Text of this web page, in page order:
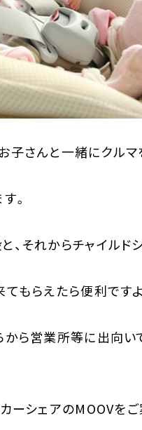
デザイナー）
さんと一緒にクルマ
。
それからチャイルド
もらえたら便利です
ら営業所等に出向い
ーシェアのMOOVをご